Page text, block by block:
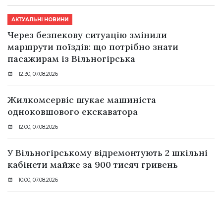
АКТУАЛЬНІ НОВИНИ
Через безпекову ситуацію змінили
маршрути поїздів: що потрібно знати
пасажирам із Вільногірська
12:30, 07.08.2026
Жилкомсервіс шукає машиніста
одноковшового екскаватора
12:00, 07.08.2026
У Вільногірському відремонтують 2 шкільні
кабінети майже за 900 тисяч гривень
10:00, 07.08.2026